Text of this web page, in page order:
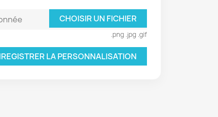
CHOISIR UN FICHIER
.png .jpg .gif
LA PERSONNALISATION